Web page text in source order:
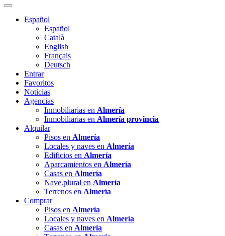
Español
Español
Català
English
Français
Deutsch
Entrar
Favoritos
Noticias
Agencias
Inmobiliarias en Almería
Inmobiliarias en Almería provincia
Alquilar
Pisos en Almería
Locales y naves en Almería
Edificios en Almería
Aparcamientos en Almería
Casas en Almería
Nave.plural en Almería
Terrenos en Almería
Comprar
Pisos en Almería
Locales y naves en Almería
Casas en Almería